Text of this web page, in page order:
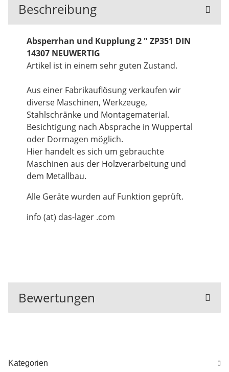
Beschreibung
Absperrhan und Kupplung 2 " ZP351 DIN
14307 NEUWERTIG
Artikel ist in einem sehr guten Zustand.
Aus einer Fabrikauflösung verkaufen wir
diverse Maschinen, Werkzeuge,
Stahlschränke und Montagematerial.
Besichtigung nach Absprache in Wuppertal
oder Dormagen möglich.
Hier handelt es sich um gebrauchte
Maschinen aus der Holzverarbeitung und
dem Metallbau.
Alle Geräte wurden auf Funktion geprüft.
info (at) das-lager .com
Bewertungen
Kategorien